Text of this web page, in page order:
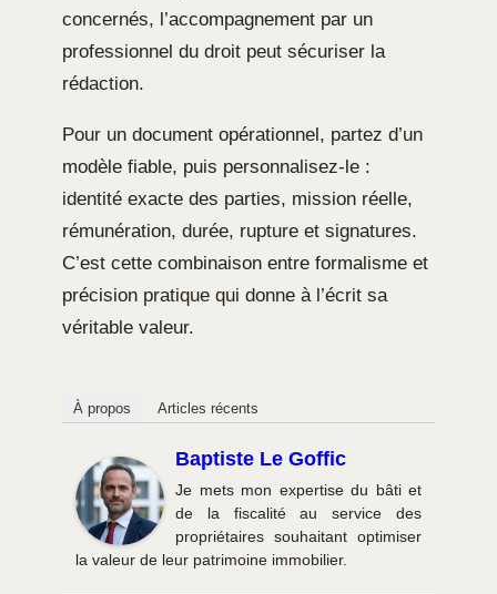
concernés, l’accompagnement par un
professionnel du droit peut sécuriser la
rédaction.
Pour un document opérationnel, partez d’un
modèle fiable, puis personnalisez-le :
identité exacte des parties, mission réelle,
rémunération, durée, rupture et signatures.
C’est cette combinaison entre formalisme et
précision pratique qui donne à l’écrit sa
véritable valeur.
À propos Articles récents
Baptiste Le Goffic
Je mets mon expertise du bâti et
de la fiscalité au service des
propriétaires souhaitant optimiser
la valeur de leur patrimoine immobilier.